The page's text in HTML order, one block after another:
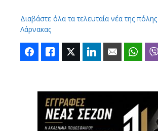
Διαβάστε όλα τα τελευταία νέα της πόλης
Λάρνακας
FacebookLike Twitter LinkedIn Email